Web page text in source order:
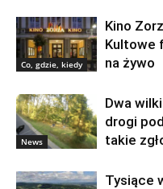
Co, gdzie, kiedy
Kino
Kultowe
na żywo
News
Dwa
drogi
takie
Tysiące